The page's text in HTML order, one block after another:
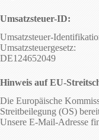
Umsatzsteuer-ID:
Umsatzsteuer-
Umsatzsteuergesetz:
DE124652049
Hinweis auf EU-
Die Europäische
Streitbeilegung (OS)
Unsere E-Mail-Adresse